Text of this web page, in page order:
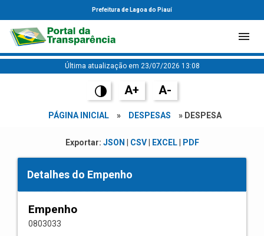
Prefeitura de Lagoa do Piauí
Última atualização em 23/07/2026 13:08
A+ A-
PÁGINA INICIAL » DESPESAS » DESPESA
Exportar: JSON CSV| EXCEL| PDF
Detalhes do Empenho
Empenho
0803033